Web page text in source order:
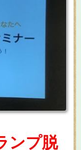
ンプ脱